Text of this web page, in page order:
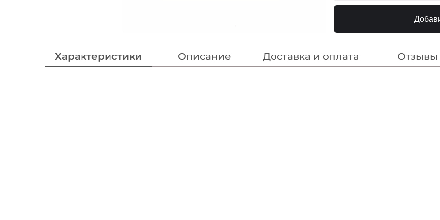
Золото 3см
Характеристики Описание Доставка и оплата Отзывы